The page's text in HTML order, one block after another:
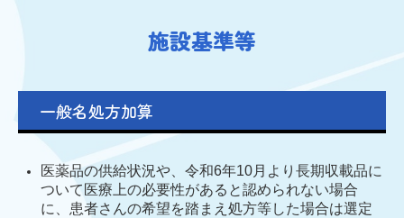
施設基準等
一般名処方加算
医薬品の供給状況や、令和6年10月より長期収載品に
ついて医療上の必要性があると認められない場合
に、患者さんの希望を踏まえ処方等した場合は選定